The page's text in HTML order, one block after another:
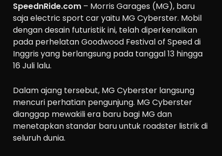
SpeednRide.com – Morris Garages (MG), baru
saja electric sport car yaitu MG Cyberster. Mobil
dengan desain futuristik ini, telah diperkenalkan
pada perhelatan Goodwood Festival of Speed di
Inggris yang berlangsung pada tanggal 13 hingga
16 Juli lalu.
Dalam ajang tersebut, MG Cyberster langsung
mencuri perhatian pengunjung. MG Cyberster
dianggap mewakili era baru bagi MG dan
menetapkan standar baru untuk roadster listrik di
seluruh dunia.